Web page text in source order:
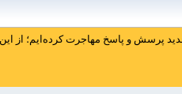
پرسش و پاسخ مهاجرت کرده‌ایم؛ از